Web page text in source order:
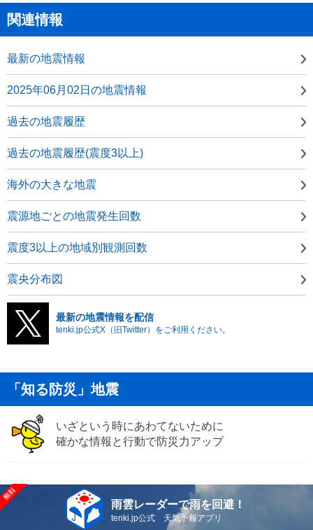
関連情報
最新の地震情報
2025年06月02日の地震情報
過去の地震履歴
過去の地震履歴(震度3以上)
海外の大きな地震
震源地ごとの地震発生回数
震度3以上の地域別観測回数
震央分布図
最新の地震情報を配信
tenki.jp公式X（旧Twitter）をご利用ください。
「知る防災」地震
いざという時にあわてないために
確かな情報と行動で防災力アップ
雨雲レーダーで雨を回避！
tenki.jp公式 天気予報アプリ